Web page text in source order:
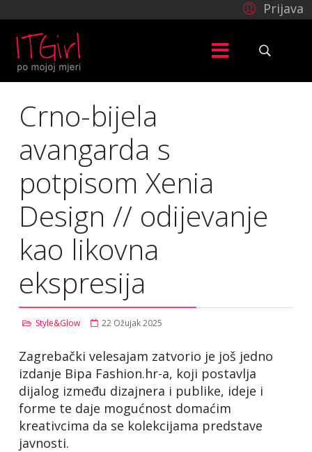
Prijava
Crno-bijela
avangarda s
potpisom Xenia
Design // odijevanje
kao likovna
ekspresija
Style&Glow 22 Ožujak 2025
Zagrebački velesajam zatvorio je još jedno
izdanje Bipa Fashion.hr-a, koji postavlja
dijalog između dizajnera i publike, ideje i
forme te daje mogućnost domaćim
kreativcima da se kolekcijama predstave
javnosti.